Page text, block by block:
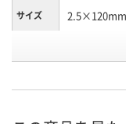
サイズ 2.5×120mm